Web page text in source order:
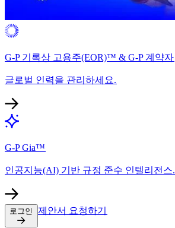
G-P 기록상 고용주(EOR)™ & G-P 계약자​​
글로벌 인력을 관리하세요.​​
G-P Gia™​​
인공지능(AI) 기반 규정 준수 인텔리전스.​​
로그인​​ 제안서 요청하기​​